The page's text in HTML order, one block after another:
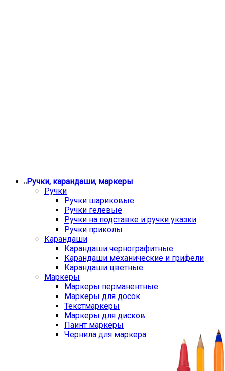
Ручки, карандаши, маркеры
Ручки
Ручки шариковые
Ручки гелевые
Ручки на подставке и ручки указки
Ручки приколы
Карандаши
Карандаши чернографитные
Карандаши механические и грифели
Карандаши цветные
Маркеры
Маркеры перманентные
Маркеры для досок
Текстмаркеры
Маркеры для дисков
Паинт маркеры
Чернила для маркера